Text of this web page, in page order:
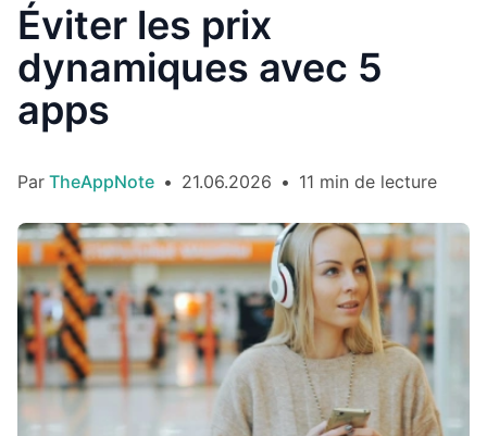
Éviter les prix
dynamiques avec 5
apps
Par TheAppNote • 21.06.2026 • 11 min de lecture